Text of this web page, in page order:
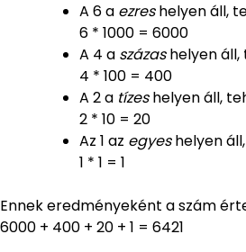
A 6 a ezreshelyen áll,
6 * 1000 = 6000
A 4 a százashelyen áll,
4 * 100 = 400
A 2 a tízeshelyen áll,
2 * 10 = 20
Az 1 az egyeshelyen
1 * 1 = 1
Ennek eredményeként a szám
6000 + 400 + 20 + 1 = 6421